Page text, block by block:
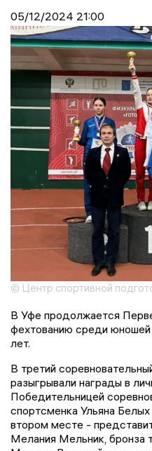
05/12/2024 21:00
© Центр спортивной
В Уфе продолжается
фехтованию среди
лет.
В третий
разыгрывали награды в
Победительницей
спортсменка Ульяна
втором месте -
Мелания Мельник, бронза